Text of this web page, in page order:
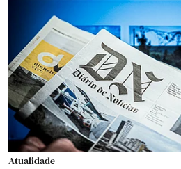
Atualidade